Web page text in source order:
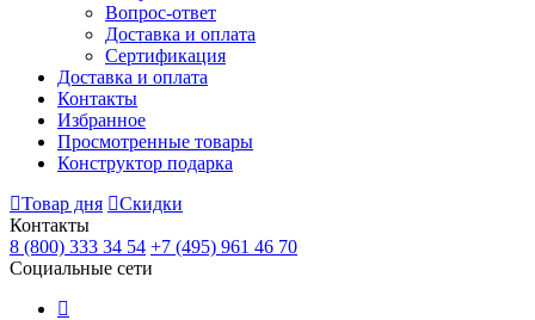
Вопрос-ответ
Доставка и оплата
Сертификация
Доставка и оплата
Контакты
Избранное
Просмотренные товары
Конструктор подарка
Товар дня
Скидки
Контакты
8 (800) 333 34 54 +7 (495) 961 46 70
Социальные сети